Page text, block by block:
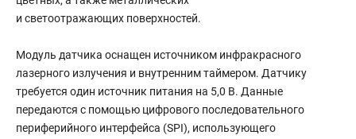
и светоотражающих поверхностей.
Модуль датчика оснащен источником инфракрасного
лазерного излучения и внутренним таймером. Датчику
требуется один источник питания на 5,0 В. Данные
передаются с помощью цифрового последовательного
периферийного интерфейса (SPI), использующего